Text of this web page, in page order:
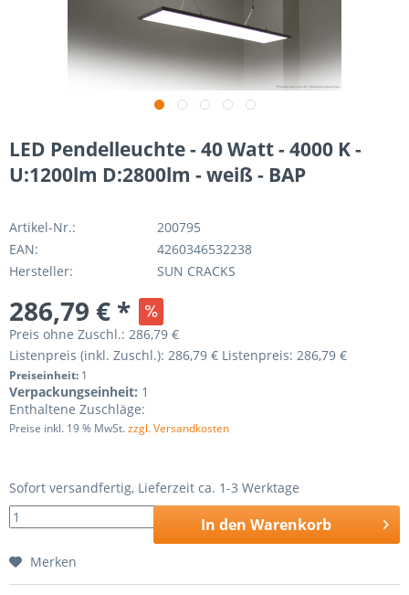
LED Pendelleuchte - 40 Watt - 4000 K -
U:1200lm D:2800lm - weiß - BAP
Artikel-Nr.:
200795
EAN:
4260346532238
Hersteller:
SUN CRACKS
286,79 € *
Preis ohne Zuschl.: 286,79 €
Listenpreis (inkl. Zuschl.): 286,79 € Listenpreis: 286,79 €
Preiseinheit: 1
Verpackungseinheit: 1
Enthaltene Zuschläge:
Preise inkl. 19 % MwSt.zzgl. Versandkosten
Sofort versandfertig, Lieferzeit ca. 1-3 Werktage
In den Warenkorb
Merken